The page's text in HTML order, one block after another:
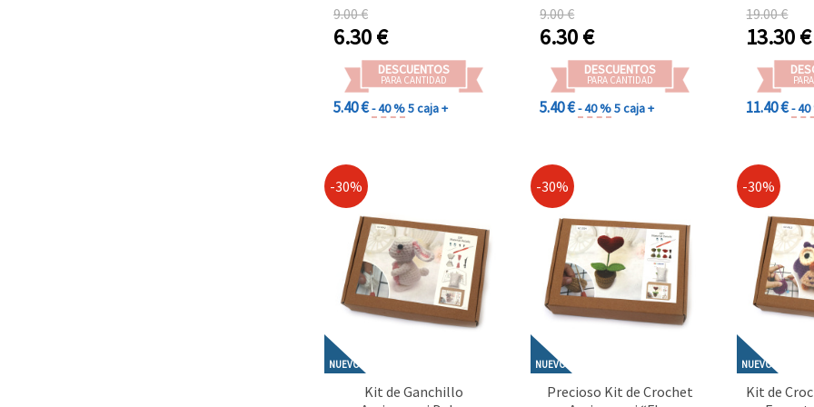
para regalos navideños y
decoración de Navidad
9.00 €
6.30€
DESCUENTOS
PARA CANTIDAD
5.40 €- 40 %5 caja +
Regalos Hechos a Mano y
Decoración del Hogar
Original
9.00 €
6.30€
DESCUENTOS
PARA CANTIDAD
5.40 €- 40 %5 caja +
Regalos
19.00 €
13.30€
11.40 €-
-30%
NUEVO
Kit de Ganchillo
-30%
NUEVO
Precioso Kit de Crochet
-30%
NUEVO
Kit de